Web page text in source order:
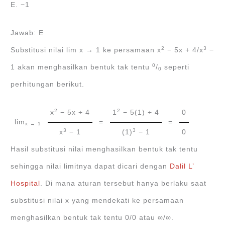
E. −1
Jawab: E
Substitusi nilai lim x → 1 ke persamaan x2 − 5x + 4/x3 −
1 akan menghasilkan bentuk tak tentu0/0 seperti
perhitungan berikut.
limx → 1
x2 − 5x + 4
x3 − 1
=
12 − 5(1) + 4
(1)3 − 1
=
0
0
Hasil substitusi nilai menghasilkan bentuk tak tentu
sehingga nilai limitnya dapat dicari dengan Dalil L’
Hospital . Di mana aturan tersebut hanya berlaku saat
substitusi nilai x yang mendekati ke persamaan
menghasilkan bentuk tak tentu 0/0 atau ∞/∞.